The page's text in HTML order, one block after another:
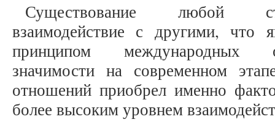
Существование любой
взаимодействие с другими, что
принципом международных
значимости на современном
отношений приобрел именно
более высоким уровнем